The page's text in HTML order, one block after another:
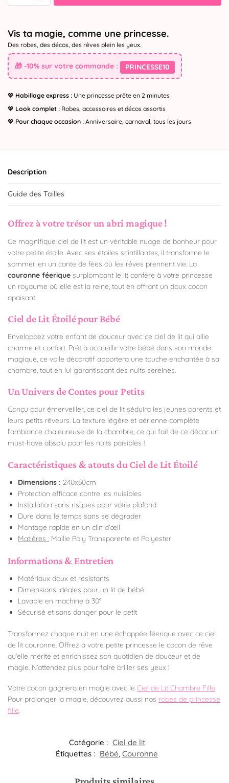
Vis ta magie, comme une princesse.
Des robes, des décos, des rêves plein les yeux.
🎁 -10% sur votre commande : PRINCESSE10
💖 Habillage express : Une princesse prête en 2 minutes
💖 Look complet : Robes, accessoires et décos assortis
💖 Pour chaque occasion : Anniversaire, carnaval, tous les jours
Description
Guide des Tailles
Offrez à votre trésor un abri magique !
Ce magnifique ciel de lit est un véritable nuage de bonheur pour
votre petite étoile. Avec ses étoiles scintillantes, il transforme le
sommeil en un conte de fées où les rêves prennent vie. La
couronne féerique surplombant le lit confère à votre princesse
un royaume où elle est la reine, tout en offrant un doux cocon
apaisant.
Ciel de Lit Étoilé pour Bébé
Enveloppez votre enfant de douceur avec ce ciel de lit qui allie
charme et confort. Prêt à accueillir votre bébé dans son monde
magique, ce voile décoratif apportera une touche enchantée à sa
chambre, tout en lui garantissant des nuits sereines.
Un Univers de Contes pour Petits
Conçu pour émerveiller, ce ciel de lit séduira les jeunes parents et
leurs petits rêveurs. La texture légère et aérienne complète
l’ambiance chaleureuse de la chambre, ce qui fait de ce décor un
must-have absolu pour les nuits paisibles !
Caractéristiques & atouts du Ciel de Lit Étoilé
Dimensions : 240x60cm
Protection efficace contre les nuisibles
Installation sans risques pour votre plafond
Dure dans le temps sans se dégrader
Montage rapide en un clin d’œil
Matières : Maille Poly Transparente et Polyester
Informations & Entretien
Matériaux doux et résistants
Dimensions idéales pour un lit de bébé
Lavable en machine à 30°
Sécurisé et sans danger pour le petit
Transformez chaque nuit en une échappée féerique avec ce ciel
de lit couronne. Offrez à votre petite princesse le cocon de rêve
qu’elle mérite et enrichissez son quotidien de douceur et de
magie. N’attendez plus pour faire briller ses yeux !
Votre cocon gagnera en magie avec le Ciel de Lit Chambre Fille.
Pour prolonger la magie, découvrez aussi nos robes de princesse
fille.
Catégorie : Ciel de lit
Étiquettes : Bébé, Couronne